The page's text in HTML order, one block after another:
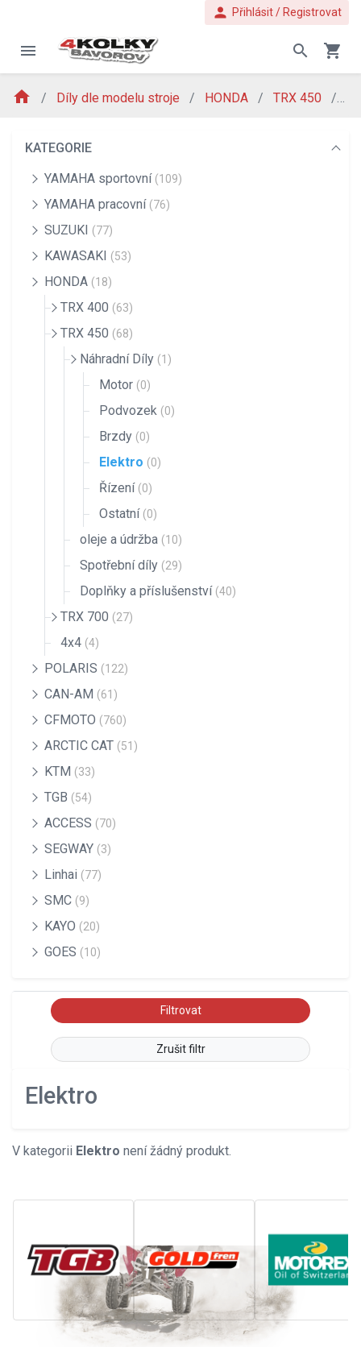
person Přihlásit / Registrovat
menu search shopping_cart
home Díly dle modelu stroje HONDA TRX 450
KATEGORIE
YAMAHA sportovní (109)
YAMAHA pracovní (76)
SUZUKI (77)
KAWASAKI (53)
HONDA (18)
TRX 400 (63)
TRX 450 (68)
Náhradní Díly (1)
Motor (0)
Podvozek (0)
Brzdy (0)
Elektro (0)
Řízení (0)
Ostatní (0)
oleje a údržba (10)
Spotřební díly (29)
Doplňky a příslušenství (40)
TRX 700 (27)
4x4 (4)
POLARIS (122)
CAN-AM (61)
CFMOTO (760)
ARCTIC CAT (51)
KTM (33)
TGB (54)
ACCESS (70)
SEGWAY (3)
Linhai (77)
SMC (9)
KAYO (20)
GOES (10)
Zrušit filtr
Elektro
V kategorii Elektro není žádný produkt.